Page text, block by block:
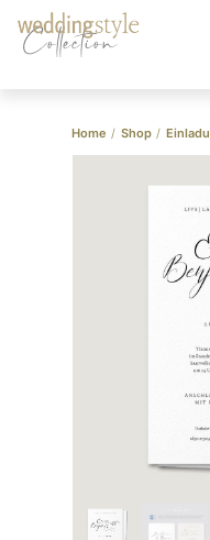
Collection
Home / Shop /